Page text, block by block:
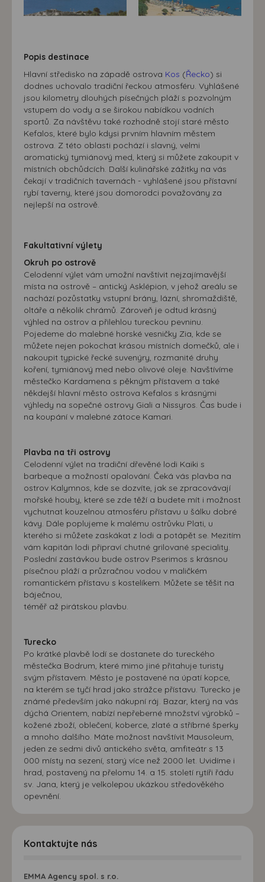
Popis destinace
Hlavní středisko na západě ostrova Kos (Řecko) si
dodnes uchovalo tradiční řeckou atmosféru. Vyhlášené
jsou kilometry dlouhých písečných pláží s pozvolným
vstupem do vody a se širokou nabídkou vodních
sportů. Za návštěvu také rozhodně stojí staré město
Kefalos, které bylo kdysi prvním hlavním městem
ostrova. Z této oblasti pochází i slavný, velmi
aromatický tymiánový med, který si můžete zakoupit v
místních obchůdcích. Další kulinářské zážitky na vás
čekají v tradičních tavernách - vyhlášené jsou přístavní
rybí taverny, které jsou domorodci považovány za
nejlepší na ostrově.
Fakultativní výlety
Okruh po ostrově
Celodenní výlet vám umožní navštívit nejzajímavější
místa na ostrově – antický Asklépion, v jehož areálu se
nachází pozůstatky vstupní brány, lázní, shromaždiště,
oltáře a několik chrámů. Zároveň je odtud krásný
výhled na ostrov a přilehlou tureckou pevninu.
Pojedeme do malebné horské vesničky Zia, kde se
můžete nejen pokochat krásou místních domečků, ale i
nakoupit typické řecké suvenýry, rozmanité druhy
koření, tymiánový med nebo olivové oleje. Navštívíme
městečko Kardamena s pěkným přístavem a také
někdejší hlavní město ostrova Kefalos s krásnými
výhledy na sopečné ostrovy Giali a Nissyros. Čas bude i
na koupání v malebné zátoce Kamari.
Plavba na tři ostrovy
Celodenní výlet na tradiční dřevěné lodi Kaiki s
barbeque a možností opalování. Čeká vás plavba na
ostrov Kalymnos, kde se dozvíte, jak se zpracovávají
mořské houby, které se zde těží a budete mít i možnost
vychutnat kouzelnou atmosféru přístavu u šálku dobré
kávy. Dále poplujeme k malému ostrůvku Plati, u
kterého si můžete zaskákat z lodi a potápět se. Mezitím
vám kapitán lodi připraví chutné grilované speciality.
Poslední zastávkou bude ostrov Pserimos s krásnou
písečnou pláží a průzračnou vodou v maličkém
romantickém přístavu s kostelíkem. Můžete se těšit na
báječnou,
téměř až pirátskou plavbu.
Turecko
Po krátké plavbě lodí se dostanete do tureckého
městečka Bodrum, které mimo jiné přitahuje turisty
svým přístavem. Město je postavené na úpatí kopce,
na kterém se tyčí hrad jako strážce přístavu. Turecko je
známé především jako nákupní ráj. Bazar, který na vás
dýchá Orientem, nabízí nepřeberné množství výrobků –
kožené zboží, oblečení, koberce, zlaté a stříbrné šperky
a mnoho dalšího. Máte možnost navštívit Mausoleum,
jeden ze sedmi divů antického světa, amfiteátr s 13
000 místy na sezení, starý více než 2000 let. Uvidíme i
hrad, postavený na přelomu 14. a 15. století rytíři řádu
sv. Jana, který je velkolepou ukázkou středověkého
opevnění.
Kontaktujte nás
EMMA Agency spol. s r.o.
přizpůsobených Vašim zájmům.